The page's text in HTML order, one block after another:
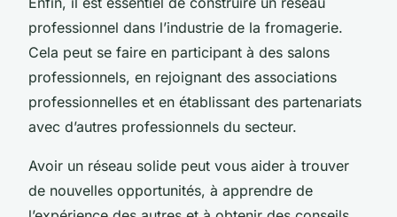
professionnel dans l’industrie de la fromagerie.
Cela peut se faire en participant à des salons
professionnels, en rejoignant des associations
professionnelles et en établissant des partenariats
avec d’autres professionnels du secteur.
Avoir un réseau solide peut vous aider à trouver
de nouvelles opportunités, à apprendre de